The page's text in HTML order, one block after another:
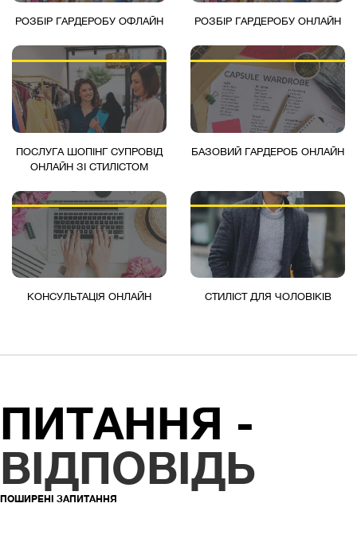
РОЗБІР ГАРДЕРОБУ ОФЛАЙН РОЗБІР ГАРДЕРОБУ ОНЛАЙН
ПОСЛУГА ШОПІНГ СУПРОВІД
ОНЛАЙН ЗІ СТИЛІСТОМ
БАЗОВИЙ ГАРДЕРОБ ОНЛАЙН
КОНСУЛЬТАЦІЯ ОНЛАЙН СТИЛІСТ ДЛЯ ЧОЛОВІКІВ
ПИТАННЯ -
ВІДПОВІДЬ
ПОШИРЕНІ ЗАПИТАННЯ